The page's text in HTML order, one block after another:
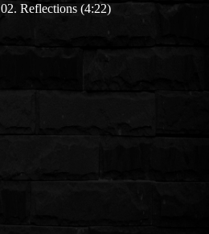
02. Reflections (4:22)